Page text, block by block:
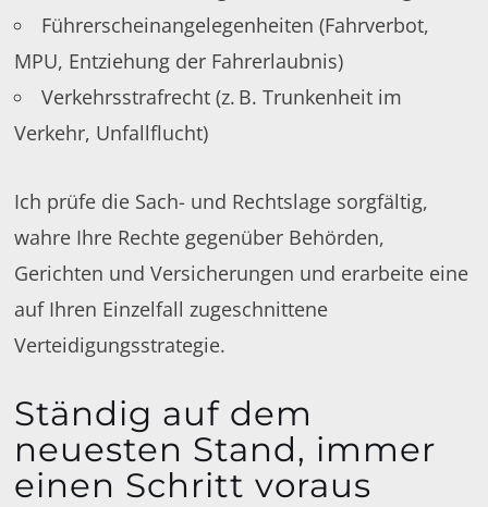
Führerscheinangelegenheiten (Fahrverbot,
MPU, Entziehung der Fahrerlaubnis)
Verkehrsstrafrecht (z. B. Trunkenheit im
Verkehr, Unfallflucht)
Ich prüfe die Sach- und Rechtslage sorgfältig,
wahre Ihre Rechte gegenüber Behörden,
Gerichten und Versicherungen und erarbeite eine
auf Ihren Einzelfall zugeschnittene
Verteidigungsstrategie.
Ständig auf dem
neuesten Stand, immer
einen Schritt voraus